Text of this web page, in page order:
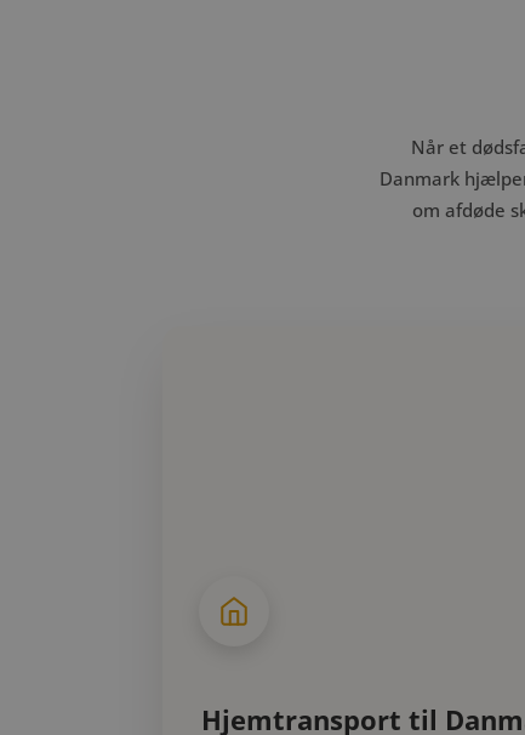
Når et
Danmark
om afdøde
Hjemtransport til